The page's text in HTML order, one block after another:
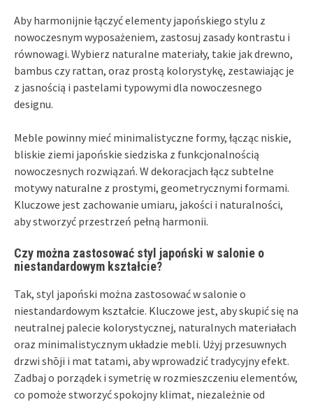
Aby harmonijnie łączyć elementy japońskiego stylu z
nowoczesnym wyposażeniem, zastosuj zasady kontrastu i
równowagi. Wybierz naturalne materiały, takie jak drewno,
bambus czy rattan, oraz prostą kolorystykę, zestawiając je
z jasnością i pastelami typowymi dla nowoczesnego
designu.
Meble powinny mieć minimalistyczne formy, łącząc niskie,
bliskie ziemi japońskie siedziska z funkcjonalnością
nowoczesnych rozwiązań. W dekoracjach łącz subtelne
motywy naturalne z prostymi, geometrycznymi formami.
Kluczowe jest zachowanie umiaru, jakości i naturalności,
aby stworzyć przestrzeń pełną harmonii.
Czy można zastosować styl japoński w salonie o
niestandardowym kształcie?
Tak, styl japoński można zastosować w salonie o
niestandardowym kształcie. Kluczowe jest, aby skupić się na
neutralnej palecie kolorystycznej, naturalnych materiałach
oraz minimalistycznym układzie mebli. Użyj przesuwnych
drzwi shōji i mat tatami, aby wprowadzić tradycyjny efekt.
Zadbaj o porządek i symetrię w rozmieszczeniu elementów,
co pomoże stworzyć spokojny klimat, niezależnie od